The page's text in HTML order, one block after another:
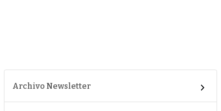
Archivo Newsletter